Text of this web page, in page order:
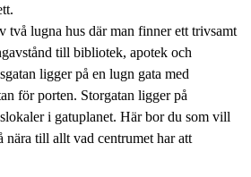
två lugna hus där man finner ett trivsamt
till bibliotek, apotek och
ligger på en lugn gata med
för porten. Storgatan ligger på
i gatuplanet. Här bor du som vill
nära till allt vad centrumet har att